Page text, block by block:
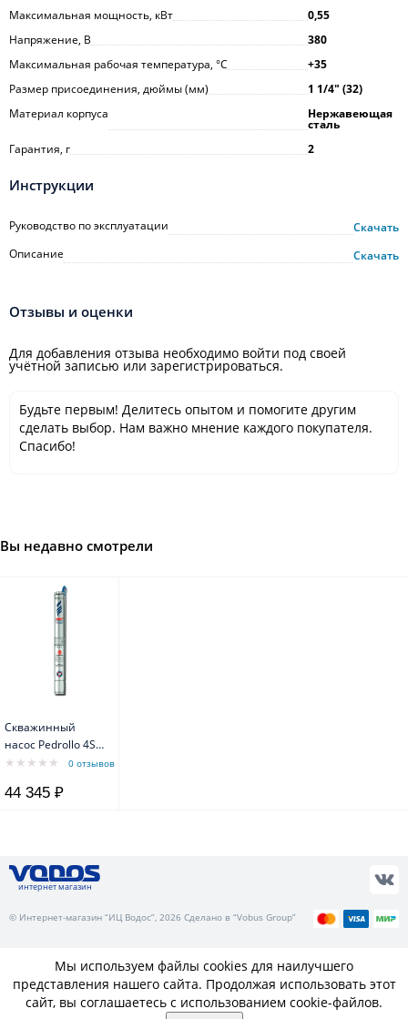
Максимальная мощность, кВт
0,55
Напряжение, В
380
Максимальная рабочая температура, °С
+35
Размер присоединения, дюймы (мм)
1 1/4ʺ (32)
Материал корпуса
Нержавеющая
сталь
Гарантия, г
2
Инструкции
Руководство по эксплуатации
Скачать
Описание
Скачать
Отзывы и оценки
Для добавления отзыва необходимо войти под своей
учётной записью или зарегистрироваться.
Будьте первым! Делитесь опытом и помогите другим
сделать выбор. Нам важно мнение каждого покупателя.
Спасибо!
Вы недавно смотрели
Скважинный
насос Pedrollo 4SR
1/17 F-PD с
двигателем 4PD
0 отзывов
44 345 ₽
интернет магазин
© Интернет-магазин “ИЦ Водос”, 2026 Сделано в “Vobus Group”
Мы используем файлы cookies для наилучшего
представления нашего сайта. Продолжая использовать этот
сайт, вы соглашаетесь с использованием cookie-файлов.